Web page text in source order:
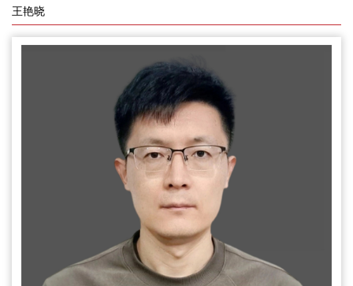
王艳晓